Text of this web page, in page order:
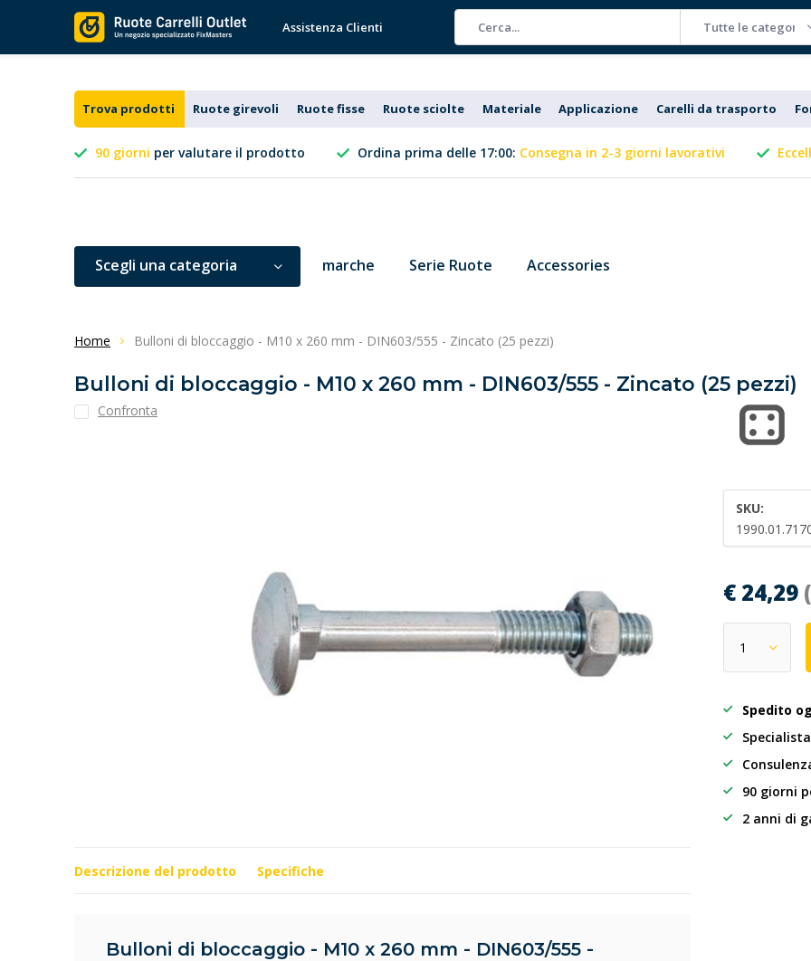
Assistenza Clienti Tutte le categorie
Trova prodotti Ruote girevoli Ruote fisse Ruote sciolte Materiale Applicazione Carelli da trasporto
90 giorni per valutare il prodotto Ordina prima delle 17:00: Consegna in 2-3 giorni lavorativi
Scegli una categoria marche Serie Ruote Accessories
Home Bulloni di bloccaggio - M10 x 260 mm - DIN603/555 - Zincato (25 pezzi)
Bulloni di bloccaggio - M10 x 260 mm - DIN603/555 - Zincato (25 pezzi)
Confronta
SKU:
€ 24,29
Spedito
90 giorni
2 anni di
Descrizione del prodotto Specifiche
Bulloni di bloccaggio - M10 x 260 mm - DIN603/555 -